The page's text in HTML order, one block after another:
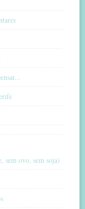
sem ovo, sem soja)